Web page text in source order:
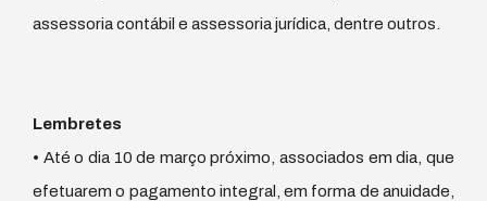
assessoria contábil e assessoria jurídica, dentre outros.
Lembretes
• Até o dia 10 de março próximo, associados em dia, que
efetuarem o pagamento integral, em forma de anuidade,